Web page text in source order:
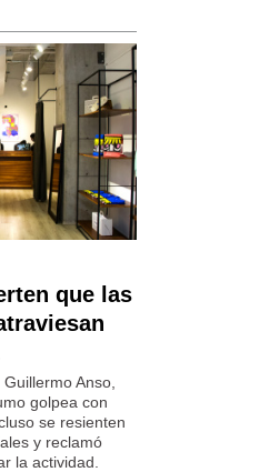
que las
Anso,
golpea con
se resienten
y reclamó
la actividad.